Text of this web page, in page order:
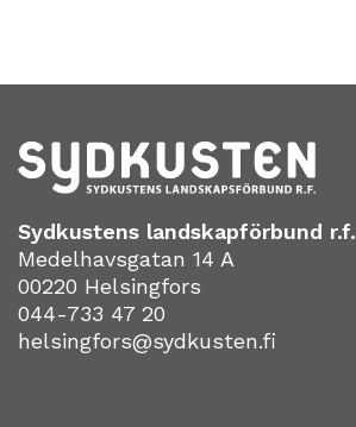
Sydkustens landskapförbund r.f.
Medelhavsgatan 14 A
00220 Helsingfors
044-733 47 20
helsingfors@sydkusten.fi